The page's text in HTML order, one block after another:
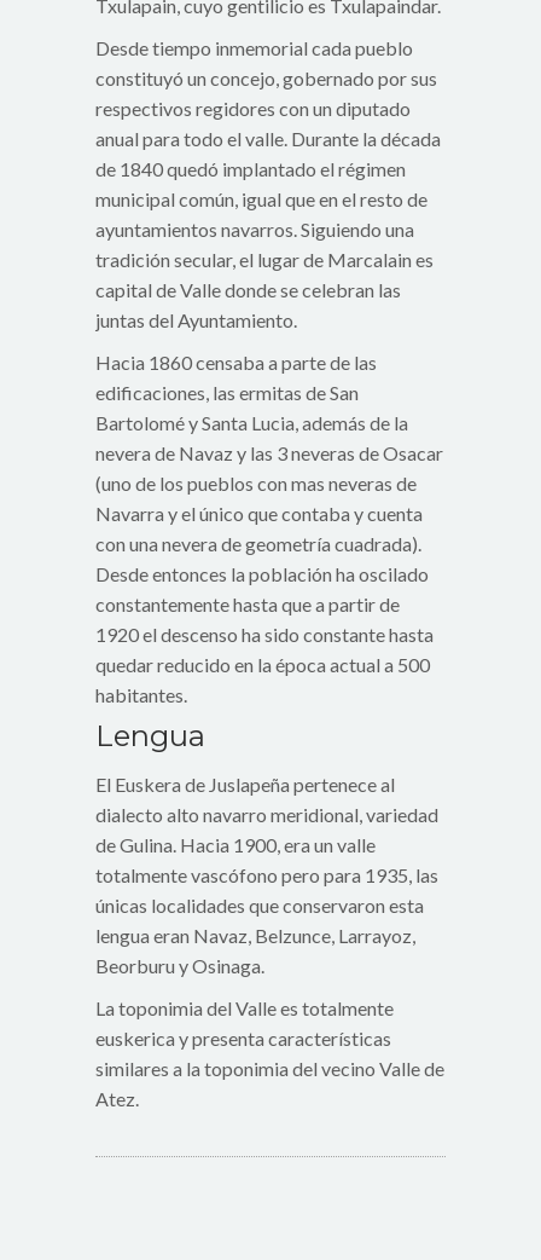
Txulapain, cuyo gentilicio es Txulapaindar.
Desde tiempo inmemorial cada pueblo
constituyó un concejo, gobernado por sus
respectivos regidores con un diputado
anual para todo el valle. Durante la década
de 1840 quedó implantado el régimen
municipal común, igual que en el resto de
ayuntamientos navarros. Siguiendo una
tradición secular, el lugar de Marcalain es
capital de Valle donde se celebran las
juntas del Ayuntamiento.
Hacia 1860 censaba a parte de las
edificaciones, las ermitas de San
Bartolomé y Santa Lucia, además de la
nevera de Navaz y las 3 neveras de Osacar
(uno de los pueblos con mas neveras de
Navarra y el único que contaba y cuenta
con una nevera de geometría cuadrada).
Desde entonces la población ha oscilado
constantemente hasta que a partir de
1920 el descenso ha sido constante hasta
quedar reducido en la época actual a 500
habitantes.
Lengua
El Euskera de Juslapeña pertenece al
dialecto alto navarro meridional, variedad
de Gulina. Hacia 1900, era un valle
totalmente vascófono pero para 1935, las
únicas localidades que conservaron esta
lengua eran Navaz, Belzunce, Larrayoz,
Beorburu y Osinaga.
La toponimia del Valle es totalmente
euskerica y presenta características
similares a la toponimia del vecino Valle de
Atez.